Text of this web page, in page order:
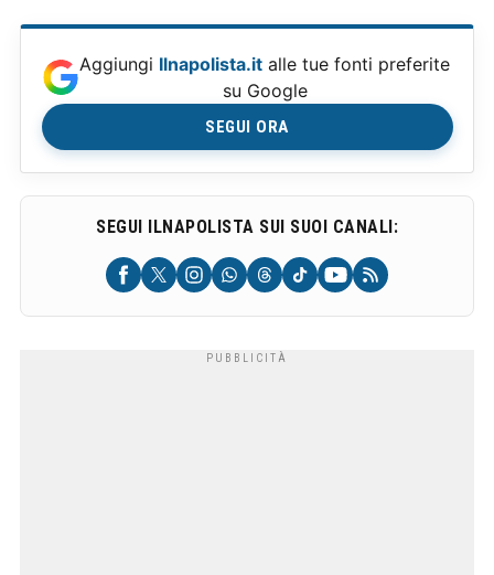
Aggiungi Ilnapolista.it alle tue fonti preferite
su Google
SEGUI ORA
SEGUI ILNAPOLISTA SUI SUOI CANALI: